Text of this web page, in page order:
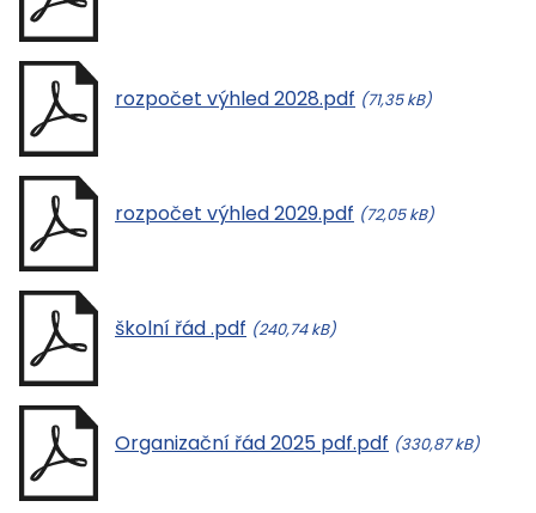
rozpočet výhled 2028.pdf (71,35 kB)
rozpočet výhled 2029.pdf (72,05 kB)
školní řád .pdf (240,74 kB)
Organizační řád 2025 pdf.pdf (330,87 kB)